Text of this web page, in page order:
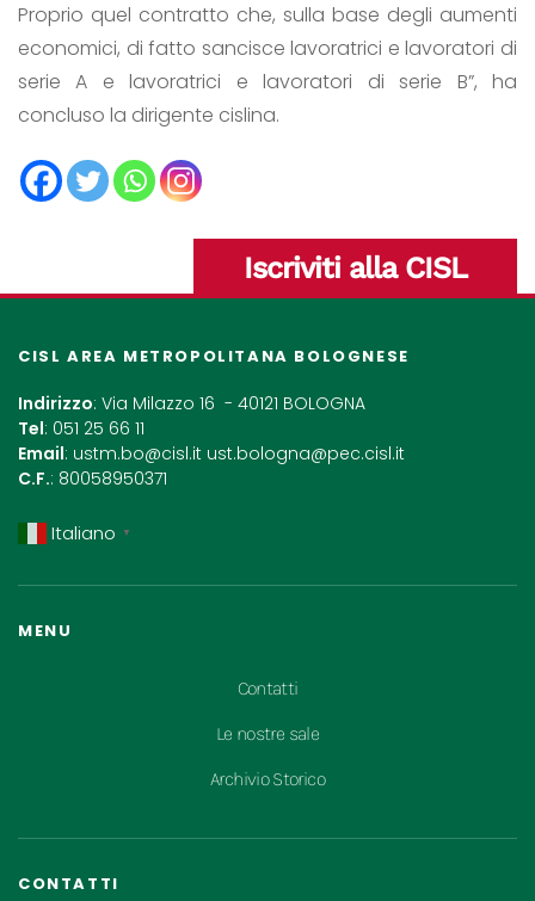
Proprio quel contratto che, sulla base degli aumenti
economici, di fatto sancisce lavoratrici e lavoratori di
serie A e lavoratrici e lavoratori di serie B”, ha
concluso la dirigente cislina.
Iscriviti alla CISL
CISL AREA METROPOLITANA BOLOGNESE
Indirizzo: Via Milazzo 16 - 40121 BOLOGNA
Tel: 051 25 66 11
Email: ustm.bo@cisl.it ust.bologna@pec.cisl.it
C.F.: 80058950371
Italiano ▼
MENU
Contatti
Le nostre sale
Archivio Storico
CONTATTI